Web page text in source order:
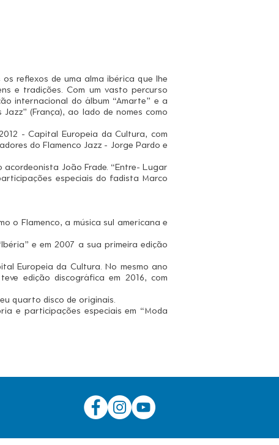
reflexos de uma alma ibérica que lhe
e tradições. Com um vasto percurso
internacional do álbum “Amarte” e a
(França), ao lado de nomes como
- Capital Europeia da Cultura, com
do Flamenco Jazz - Jorge Pardo e
João Frade. “Entre- Lugar
especiais do fadista Marco
o Flamenco, a música sul americana e
e em 2007 a sua primeira edição
Europeia da Cultura. No mesmo ano
edição discográfica em 2016, com
quarto disco de originais.
e participações especiais em “Moda